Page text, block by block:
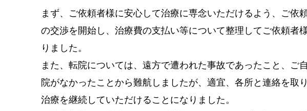
まず、ご依頼者様に安心して治療に専念いただけるよう、ご依
の交渉を開始し、治療費の支払い等について整理してご依頼者
りました。
また、転院については、遠方で遭われた事故であったこと、ご
院がなかったことから難航しましたが、適宜、各所と連絡を取
治療を継続していただけることになりました。